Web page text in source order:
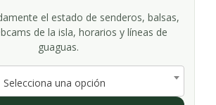
el estado de senderos, balsas,
de la isla, horarios y líneas de
guaguas.
Selecciona una opción